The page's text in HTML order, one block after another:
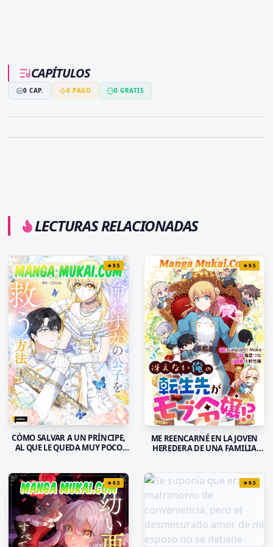
CAPÍTULOS
0 CAP. 0 PAGO 0 GRATIS
LECTURAS RELACIONADAS
★9.5
CÓMO SALVAR A UN PRÍNCIPE,
AL QUE LE QUEDA MUY POCO
★9.5
ME REENCARNÉ EN LA JOVEN
HEREDERA DE UNA FAMILIA
SECUNDARIA
★9.5 ★9.5